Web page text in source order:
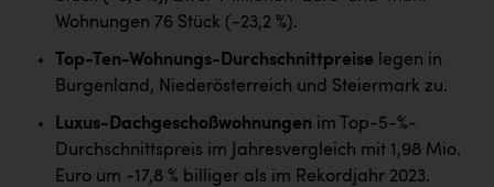
PÜSPÖK
REMAX
RE/MAX Welcome
Wohnungen 76 Stück (-23,2 %).
Top-Ten-Wohnungs-Durchschnittpreise
legen in
Burgenland, Niederösterreich und Steiermark zu.
Luxus-Dachgeschoßwohnungen im Top-5-%-
Durchschnittspreis im Jahresvergleich mit 1,98 Mio.
Euro um -17,8 % billiger als im Rekordjahr 2023.